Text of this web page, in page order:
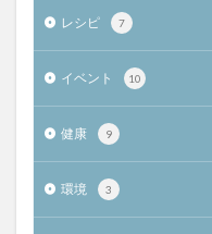
レシピ 7
イベント 10
健康 9
環境 3